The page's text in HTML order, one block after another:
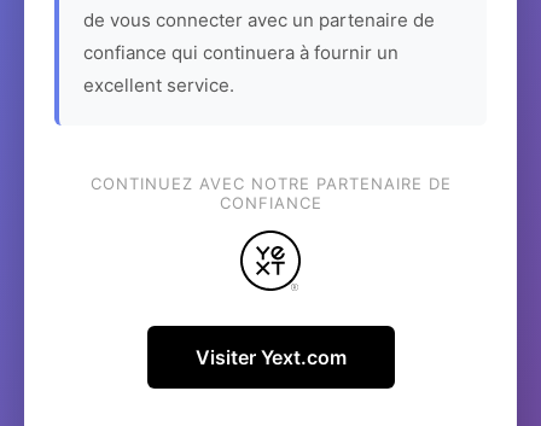
de vous connecter avec un partenaire de
confiance qui continuera à fournir un
excellent service.
CONTINUEZ AVEC NOTRE PARTENAIRE DE
CONFIANCE
Visiter Yext.com